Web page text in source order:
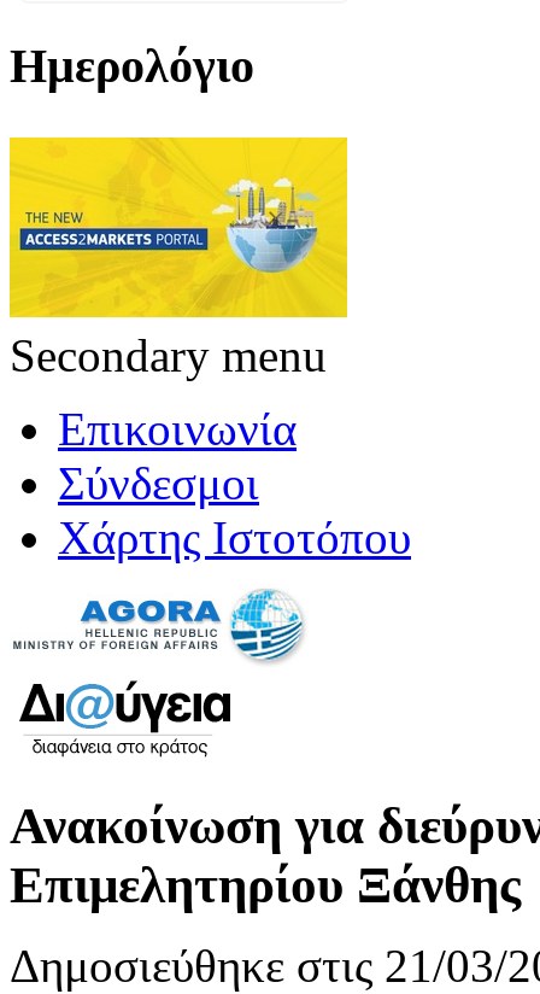
Ημερολόγιο
Secondary menu
Επικοινωνία
Σύνδεσμοι
Χάρτης Ιστοτόπου
Ανακοίνωση για
Επιμελητηρίου Ξάνθης
Δημοσιεύθηκε στις 21/03/